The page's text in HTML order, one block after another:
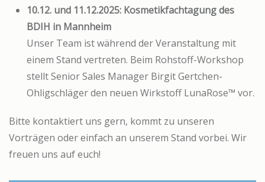
10.12. und 11.12.2025: Kosmetikfachtagung des
BDIH in Mannheim
Unser Team ist während der Veranstaltung mit
einem Stand vertreten. Beim Rohstoff-Workshop
stellt Senior Sales Manager Birgit Gertchen-
Ohligschläger den neuen Wirkstoff LunaRose™ vor.
Bitte kontaktiert uns gern, kommt zu unseren
Vorträgen oder einfach an unserem Stand vorbei. Wir
freuen uns auf euch!